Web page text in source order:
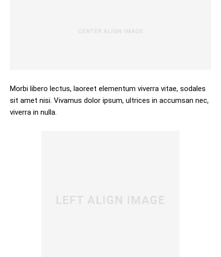
Morbi libero lectus, laoreet elementum viverra vitae, sodales
sit amet nisi. Vivamus dolor ipsum, ultrices in accumsan nec,
viverra in nulla.